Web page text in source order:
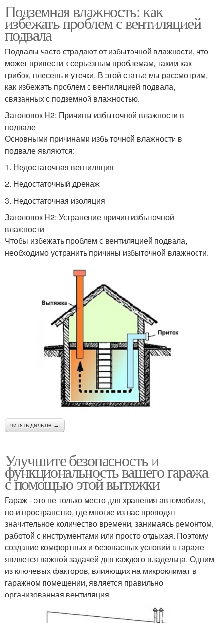
Подземная влажность: как
избежать проблем с вентиляцией
подвала
Подвалы часто страдают от избыточной влажности, что
может привести к серьезным проблемам, таким как
грибок, плесень и утечки. В этой статье мы рассмотрим,
как избежать проблем с вентиляцией подвала,
связанных с подземной влажностью.
Заголовок H2: Причины избыточной влажности в
подвале
Основными причинами избыточной влажности в
подвале являются:
1. Недостаточная вентиляция
2. Недостаточный дренаж
3. Недостаточная изоляция
Заголовок H2: Устранение причин избыточной
влажности
Чтобы избежать проблем с вентиляцией подвала,
необходимо устранить причины избыточной влажности.
читать дальше →
Улучшите безопасность и
функциональность вашего гаража
с помощью этой вытяжки
Гараж - это не только место для хранения автомобиля,
но и пространство, где многие из нас проводят
значительное количество времени, занимаясь ремонтом,
работой с инструментами или просто отдыхая. Поэтому
создание комфортных и безопасных условий в гараже
является важной задачей для каждого владельца. Одним
из ключевых факторов, влияющих на микроклимат в
гаражном помещении, является правильно
организованная вентиляция.